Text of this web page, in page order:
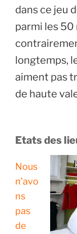
dans ce jeu
parmi les
longtemps,
aiment pas
de haute
Etats des
Nous
n’avo
ns
pas
de